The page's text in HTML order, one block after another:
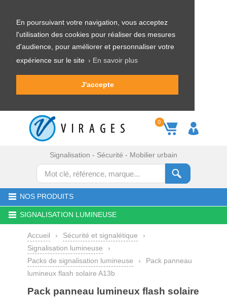
En poursuivant votre navigation, vous acceptez
l'utilisation des cookies pour réaliser des mesures
d'audience, pour améliorer et personnaliser votre
expérience sur le site › En savoir plus
J'accepte
0
Signalisation - Sécurité - Mobilier urbain
NOS PRODUITS
SIGNALISATION LUMINEUSE
Accueil › Sécurité et signalétique
›
Signalisation lumineuse
›
Packs de signalisation lumineuse
›
Pack panneau
lumineux flash solaire A13b
Pack panneau lumineux flash solaire